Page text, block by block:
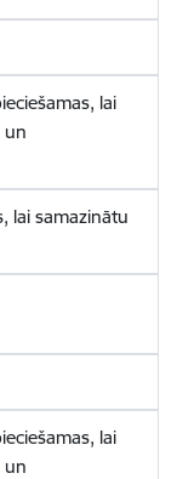
lai
un
lai samazinātu
lai
un